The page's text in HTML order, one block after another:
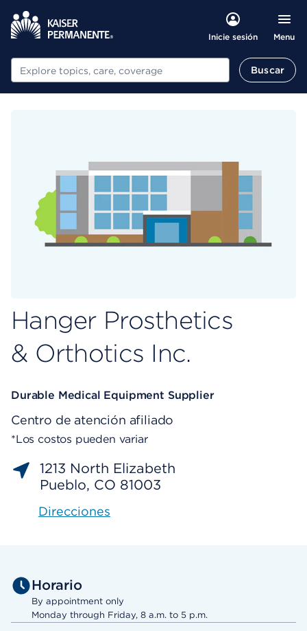
Inicie sesión Menu
Buscar Buscar
Hanger Prosthetics
& Orthotics Inc.
Durable Medical Equipment Supplier
Centro de atención afiliado
*Los costos pueden variar
1213 North Elizabeth
Pueblo, CO 81003
Direcciones
Horario
By appointment only
Monday through Friday, 8 a.m. to 5 p.m.